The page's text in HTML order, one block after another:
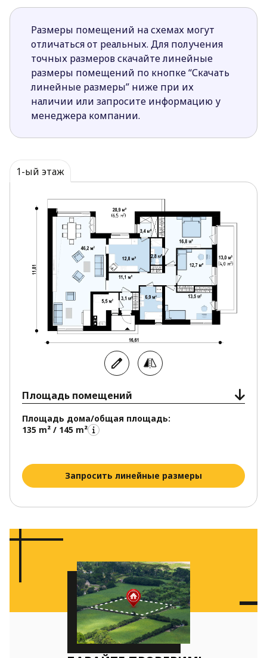
с террасой. Также здесь есть частично закрытая кухня
с кладовой и выходомв столовую с расположенным
по центру камином. Слева устроены три спальные
комнатыи ванная. В одной из спален можно
оборудовать собственную ванную или
устроитьгардеробную. Слева от прихожей
предусмотрено дополнительное помещение. Одно
достоинств данного проекта — большие площади
остекления, что
естественного
Размеры помещений на схемах могут
отличаться от реальных. Для получения
точных размеров скачайте линейные
размеры помещений по кнопке “Скачать
линейные размеры” ниже при их
наличии или запросите информацию у
менеджера компании.
1-ый этаж
Площадь помещений
Площадь дома/общая площадь:
135 m² / 145 m²
Запросить линейные размеры